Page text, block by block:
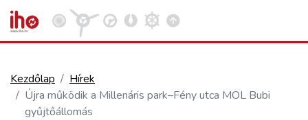
VASÚT
Kezdőlap
Hírek
Újra működik a Millenáris park–Fény utca MOL Bubi
gyűjtőállomás